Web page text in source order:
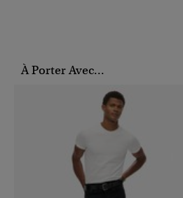
À Porter Avec...